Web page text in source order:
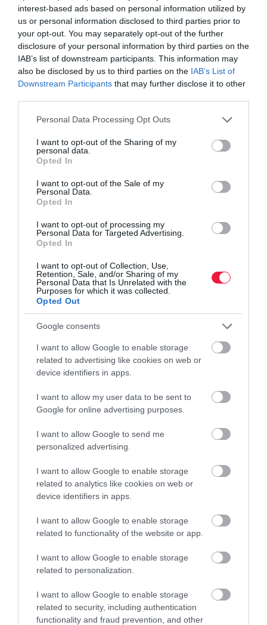
interest-based ads based on personal information utilized by
us or personal information disclosed to third parties prior to
your opt-out. You may separately opt-out of the further
disclosure of your personal information by third parties on the
IAB’s list of downstream participants. This information may
also be disclosed by us to third parties on the IAB’s List of
Downstream Participants that may further disclose it to other
Please note that this website/app uses one or more Google
not limited to your visit or usage behaviour. You may click to
grant or deny consent to Google and its third-party tags to
use your data for below specified purposes in below Google
consent section.
Personal Data Processing Opt Outs
I want to opt-out of the Sharing of my
personal data.
Opted In
I want to opt-out of the Sale of my
Personal Data.
Opted In
I want to opt-out of processing my
Personal Data for Targeted Advertising.
Opted In
I want to opt-out of Collection, Use,
Retention, Sale, and/or Sharing of my
Personal Data that Is Unrelated with the
Purposes for which it was collected.
Opted Out
Google consents
I want to allow Google to enable storage
related to advertising like cookies on web or
device identifiers in apps.
I want to allow my user data to be sent to
Google for online advertising purposes.
I want to allow Google to send me
personalized advertising.
I want to allow Google to enable storage
related to analytics like cookies on web or
device identifiers in apps.
I want to allow Google to enable storage
related to functionality of the website or app.
I want to allow Google to enable storage
related to personalization.
I want to allow Google to enable storage
related to security, including authentication
functionality and fraud prevention, and other
PIACOK
Nagyot szakíthatnak a játékszenvedélyünket
kiszolgáló gyártók
programok bevételei lódulhatnak meg igazán. Viszont
mélyrepülésbe kezdhettek a böngészőben futtatható játékok.